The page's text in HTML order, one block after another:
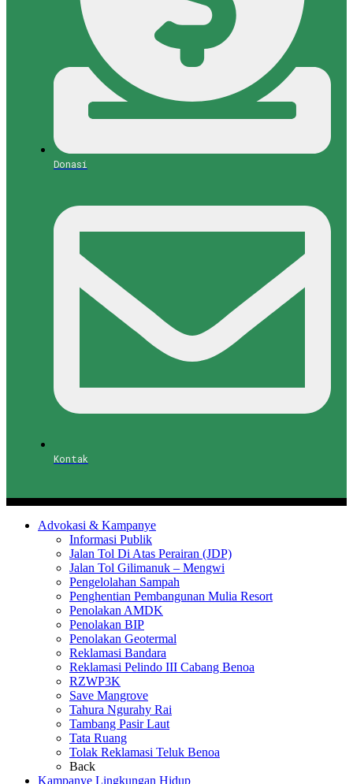
Donasi
Kontak
Advokasi & Kampanye
Informasi Publik
Jalan Tol Di Atas Perairan (JDP)
Jalan Tol Gilimanuk – Mengwi
Pengelolahan Sampah
Penghentian Pembangunan Mulia Resort
Penolakan AMDK
Penolakan BIP
Penolakan Geotermal
Reklamasi Bandara
Reklamasi Pelindo III Cabang Benoa
RZWP3K
Save Mangrove
Tahura Ngurahy Rai
Tambang Pasir Laut
Tata Ruang
Tolak Reklamasi Teluk Benoa
Back
Kampanye Lingkungan Hidup